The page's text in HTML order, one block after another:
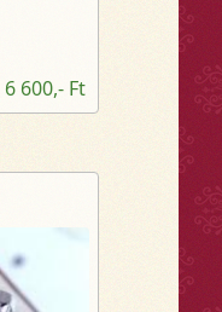
6 600,- Ft